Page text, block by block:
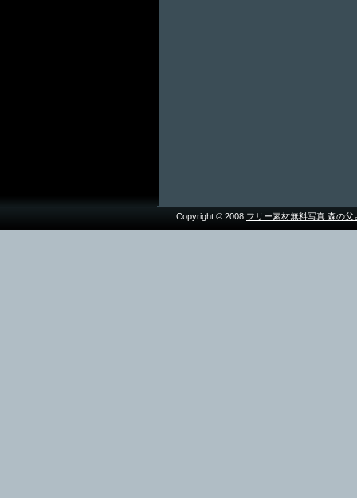
Copyright © 2008 フリー素材無料写真 森の父